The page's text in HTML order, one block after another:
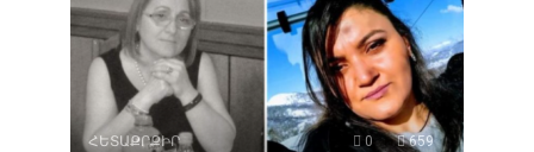
ՀԵՏԱՔՐՔԻՐ 0 659